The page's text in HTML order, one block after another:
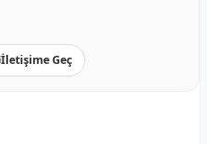
İletişime Geç